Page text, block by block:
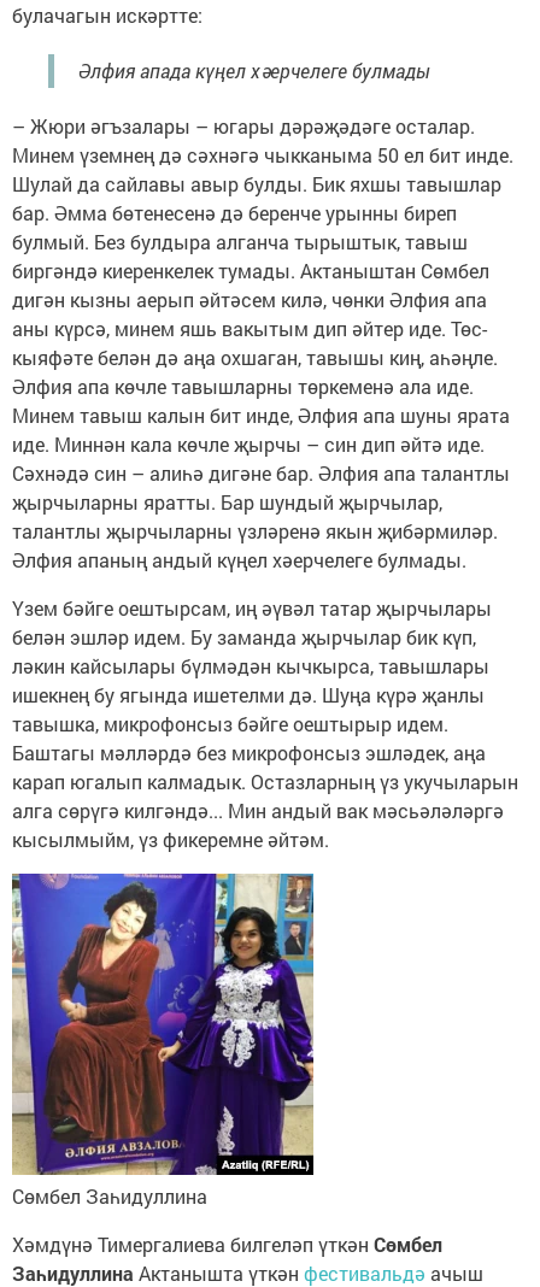
булачагын искәртте:
Әлфия апада күңел хәерчелеге булмады
– Жюри әгъзалары – югары дәрәҗәдәге осталар.
Минем үземнең дә сәхнәгә чыкканыма 50 ел бит инде.
Шулай да сайлавы авыр булды. Бик яхшы тавышлар
бар. Әмма бөтенесенә дә беренче урынны биреп
булмый. Без булдыра алганча тырыштык, тавыш
биргәндә киеренкелек тумады. Актаныштан Сөмбел
дигән кызны аерып әйтәсем килә, чөнки Әлфия апа
аны күрсә, минем яшь вакытым дип әйтер иде. Төс-
кыяфәте белән дә аңа охшаган, тавышы киң, аһәңле.
Әлфия апа көчле тавышларны төркеменә ала иде.
Минем тавыш калын бит инде, Әлфия апа шуны ярата
иде. Миннән кала көчле җырчы – син дип әйтә иде.
Сәхнәдә син – алиһә дигәне бар. Әлфия апа талантлы
җырчыларны яратты. Бар шундый җырчылар,
талантлы җырчыларны үзләренә якын җибәрмиләр.
Әлфия апаның андый күңел хәерчелеге булмады.
Үзем бәйге оештырсам, иң әүвәл татар җырчылары
белән эшләр идем. Бу заманда җырчылар бик күп,
ләкин кайсылары бүлмәдән кычкырса, тавышлары
ишекнең бу ягында ишетелми дә. Шуңа күрә җанлы
тавышка, микрофонсыз бәйге оештырыр идем.
Баштагы мәлләрдә без микрофонсыз эшләдек, аңа
карап югалып калмадык. Остазларның үз укучыларын
алга сөрүгә килгәндә... Мин андый вак мәсьәләләргә
кысылмыйм, үз фикеремне әйтәм.
Сөмбел Заһидуллина
Хәмдүнә Тимергалиева билгеләп үткән Сөмбел
Заһидуллина Актанышта үткән фестивальдә ачыш